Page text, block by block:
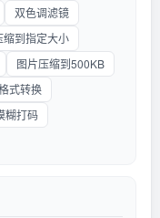
双色调滤镜
缩到指定大小
图片压缩到500KB
式转换
糊打码